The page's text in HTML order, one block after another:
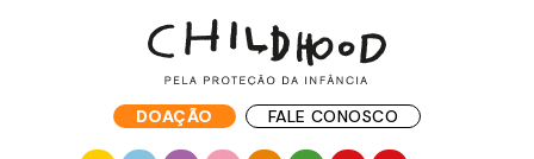
DOAÇÃO FALE CONOSCO